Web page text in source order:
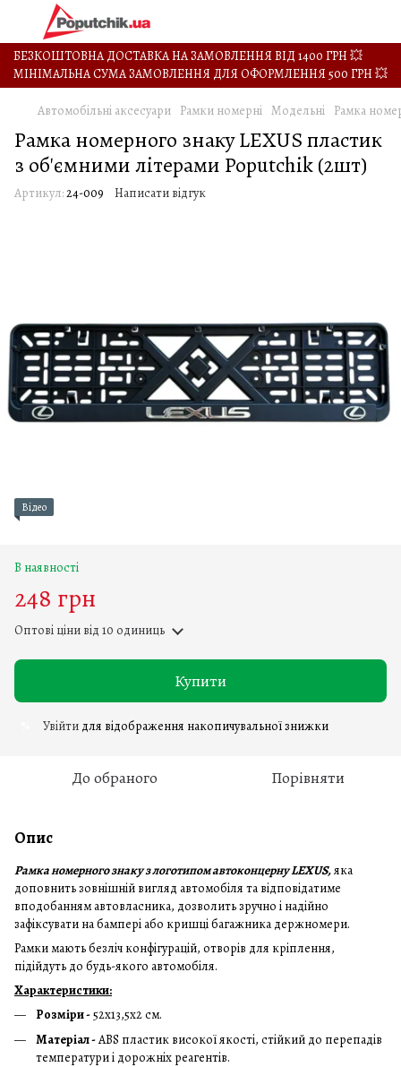
БЕЗКОШТОВНА ДОСТАВКА НА ЗАМОВЛЕННЯ ВІД 1400 ГРН 💥
МІНІМАЛЬНА СУМА ЗАМОВЛЕННЯ ДЛЯ ОФОРМЛЕННЯ 500 ГРН 💥
Автомобільні аксесуари Рамки номерні Модельні Рамка
Рамка номерного знаку LEXUS пластик
з об'ємними літерами Poputchik (2шт)
Артикул:24-009 Написати відгук
Відео
В наявності
248 грн
Оптові ціни від 10 одиниць
Купити
Увійти для відображення накопичувальної знижки
До обраного Порівняти
Опис
Рамка номерного знаку з логотипом автоконцерну LEXUS,яка
доповнить зовнішній вигляд автомобіля та відповідатиме
вподобанням автовласника, дозволить зручно і надійно
зафіксувати на бампері або кришці багажника держномери.
Рамки мають безліч конфігурацій, отворів для кріплення,
підійдуть до будь-якого автомобіля.
Характеристики:
Розміри -52х13,5х2 см.
Матеріал -ABS пластик високої якості, стійкий до перепадів
температури і дорожніх реагентів.